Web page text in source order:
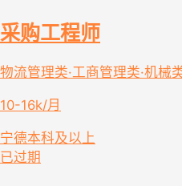
采购工程师
物流管理类·工商管理类·机械
10-16k/月
宁德本科及以上
已过期